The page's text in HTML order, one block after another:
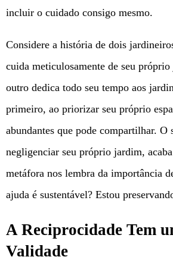
incluir o cuidado consigo mesmo.
Considere a história de dois
cuida meticulosamente de seu
outro dedica todo seu tempo aos
primeiro, ao priorizar seu próprio
abundantes que pode compartilhar. O
negligenciar seu próprio jardim,
metáfora nos lembra da importância
ajuda é sustentável? Estou
A Reciprocidade Tem
Validade